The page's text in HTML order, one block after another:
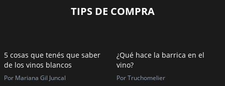
TIPS DE COMPRA
5 cosas que tenés que saber
de los vinos blancos
Por Mariana Gil Juncal
¿Qué hace la barrica en el
vino?
Por Truchomelier